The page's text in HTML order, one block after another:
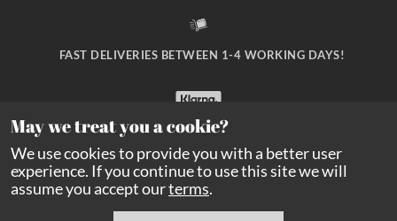
FAST DELIVERIES BETWEEN 1-4 WORKING DAYS!
SAFE PAYMENT WITH KLARNA CHECKOUT!
May we treat you a cookie?
We use cookies to provide you with a better user
experience. If you continue to use this site we will
assume you accept ourterms.